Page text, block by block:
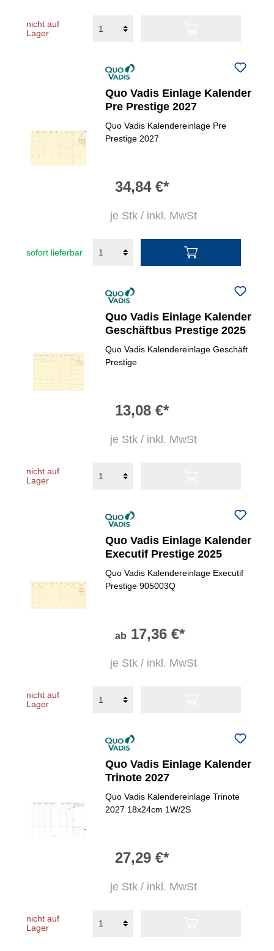
nicht auf
Lager
Quo Vadis Einlage Kalender
Pre Prestige 2027
Quo Vadis Kalendereinlage Pre
Prestige 2027
34,84 €*
je Stk / inkl. MwSt
sofort lieferbar
Quo Vadis Einlage Kalender
Geschäftbus Prestige 2025
Quo Vadis Kalendereinlage Geschäft
Prestige
13,08 €*
je Stk / inkl. MwSt
nicht auf
Lager
Quo Vadis Einlage Kalender
Executif Prestige 2025
Quo Vadis Kalendereinlage Executif
Prestige 905003Q
ab 17,36 €*
je Stk / inkl. MwSt
nicht auf
Lager
Quo Vadis Einlage Kalender
Trinote 2027
Quo Vadis Kalendereinlage Trinote
2027 18x24cm 1W/2S
27,29 €*
je Stk / inkl. MwSt
nicht auf
Lager